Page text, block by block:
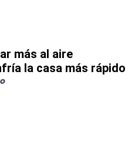
más al aire
la casa más rápido